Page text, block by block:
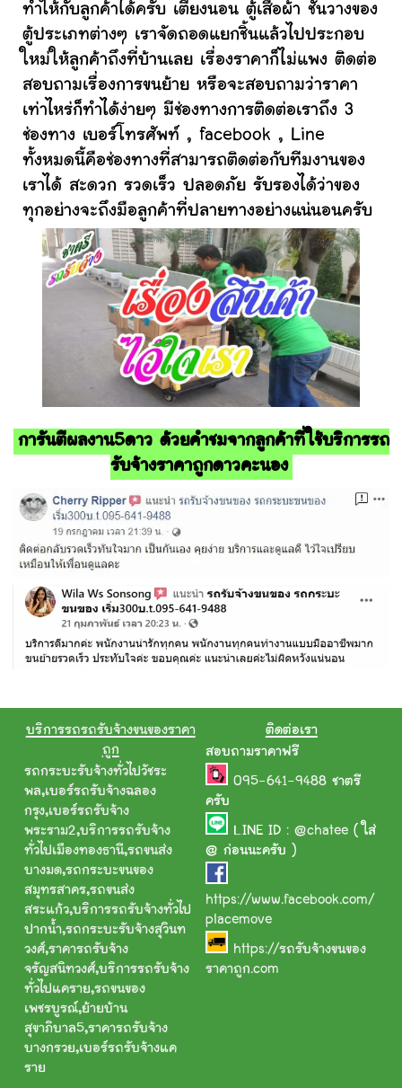
ทำให้กับลูกค้าได้ครับ เตียงนอน ตู้เสื้อผ้า ชั้นวางของ
ตู้ประเภทต่างๆ เราจัดถอดแยกชิ้นแล้วไปประกอบ
ใหม่ให้ลูกค้าถึงที่บ้านเลย เรื่องราคาก็ไม่แพง ติดต่อ
สอบถามเรื่องการขนย้าย หรือจะสอบถามว่าราคา
เท่าไหร่ก็ทำได้ง่ายๆ มีช่องทางการติดต่อเราถึง 3
ช่องทาง เบอร์โทรศัพท์ , facebook , Line
ทั้งหมดนี้คือช่องทางที่สามารถติดต่อกับทีมงานของ
เราได้ สะดวก รวดเร็ว ปลอดภัย รับรองได้ว่าของ
ทุกอย่างจะถึงมือลูกค้าที่ปลายทางอย่างแน่นอนครับ
การันตีผลงาน5ดาว ด้วยคำชมจากลูกค้าที่ใช้บริการรถ
รับจ้างราคาถูกดาวคะนอง
บริการรถรถรับจ้างขนของราคา
ถูก
รถกระบะรับจ้างทั่วไปวัชระ
พล,เบอร์รถรับจ้างฉลอง
กรุง,เบอร์รถรับจ้าง
พระราม2,บริการรถรับจ้าง
ทั่วไปเมืองทองธานี,รถขนส่ง
บางมด,รถกระบะขนของ
สมุทรสาคร,รถขนส่ง
สระแก้ว,บริการรถรับจ้างทั่วไป
ปากน้ำ,รถกระบะรับจ้างสุวินท
วงศ์,ราคารถรับจ้าง
จรัญสนิทวงศ์,บริการรถรับจ้าง
ทั่วไปแคราย,รถขนของ
เพชรบูรณ์,ย้ายบ้าน
สุขาภิบาล5,ราคารถรับจ้าง
บางกรวย,เบอร์รถรับจ้างแค
ราย
ติดต่อเรา
สอบถามราคาฟรี
095-641-9488 ชาตรี
ครับ
LINE ID : @chatee ( ใส่
@ ก่อนนะครับ )
https://www.facebook.com/
placemove
https://รถรับจ้างขนของ
ราคาถูก.com